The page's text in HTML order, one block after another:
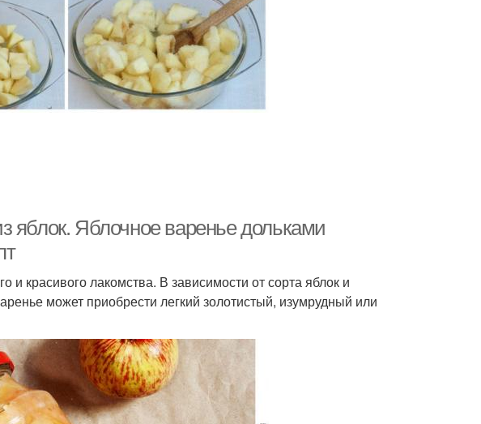
яблок. Яблочное варенье дольками
красивого лакомства. В зависимости от сорта яблок и
может приобрести легкий золотистый, изумрудный или